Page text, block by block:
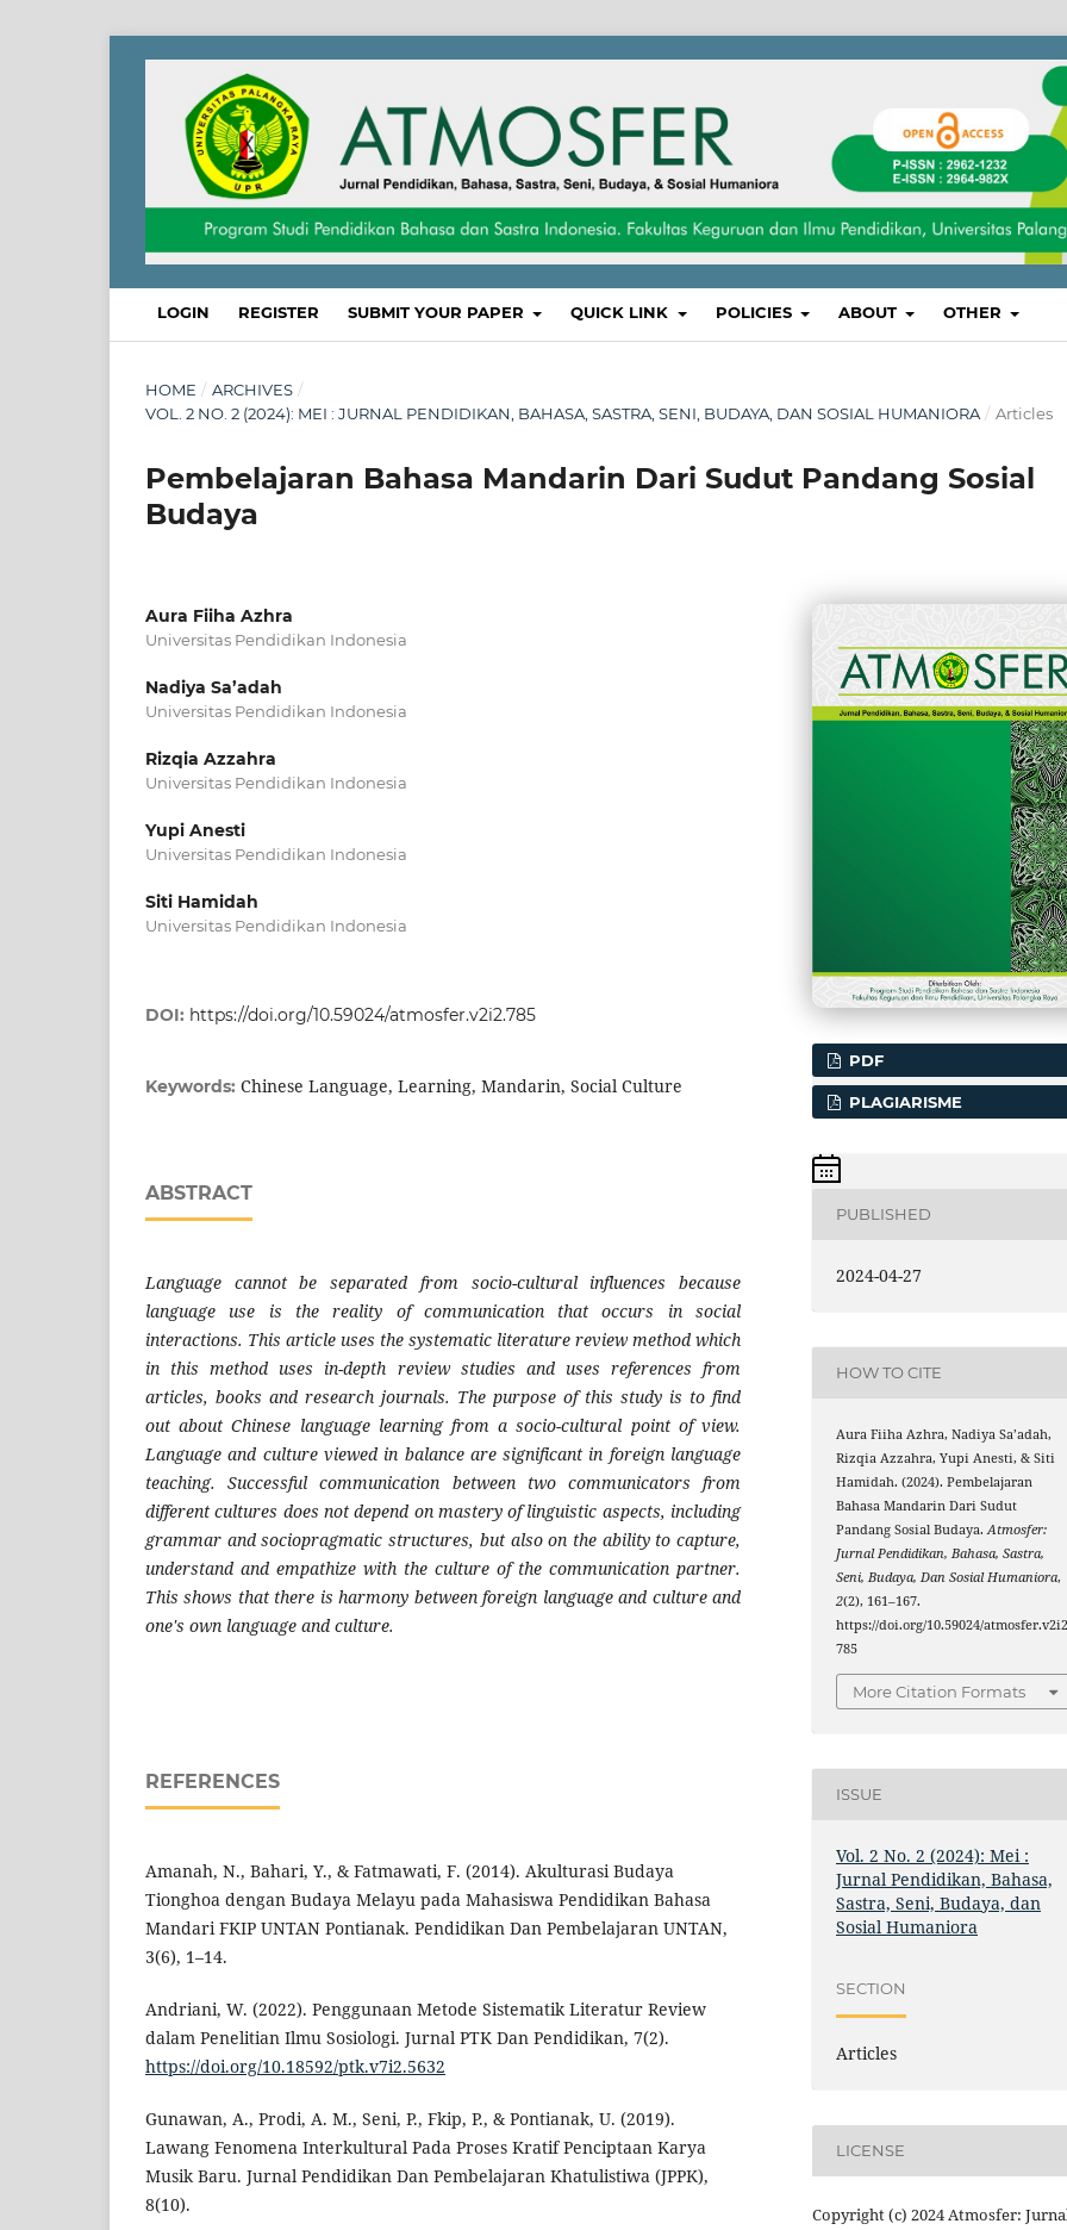
LOGIN REGISTER SUBMIT YOUR PAPER QUICK LINK POLICIES ABOUT OTHER
HOME / ARCHIVES /
VOL. 2 NO. 2 (2024): MEI : JURNAL PENDIDIKAN, BAHASA, SASTRA, SENI, BUDAYA, DAN SOSIAL HUMANIORA / Articles
Pembelajaran Bahasa Mandarin Dari Sudut Pandang Sosial
Budaya
Aura Fiiha Azhra
Universitas Pendidikan Indonesia
Nadiya Sa’adah
Universitas Pendidikan Indonesia
Rizqia Azzahra
Universitas Pendidikan Indonesia
Yupi Anesti
Universitas Pendidikan Indonesia
Siti Hamidah
Universitas Pendidikan Indonesia
DOI: https://doi.org/10.59024/atmosfer.v2i2.785
Keywords: Chinese Language, Learning, Mandarin, Social Culture
ABSTRACT
Language cannot be separated from socio-cultural influences because
language use is the reality of communication that occurs in social
interactions. This article uses the systematic literature review method which
in this method uses in-depth review studies and uses references from
articles, books and research journals. The purpose of this study is to find
out about Chinese language learning from a socio-cultural point of view.
Language and culture viewed in balance are significant in foreign language
teaching. Successful communication between two communicators from
different cultures does not depend on mastery of linguistic aspects, including
grammar and sociopragmatic structures, but also on the ability to capture,
understand and empathize with the culture of the communication partner.
This shows that there is harmony between foreign language and culture and
one's own language and culture.
REFERENCES
Amanah, N., Bahari, Y., & Fatmawati, F. (2014). Akulturasi Budaya
Tionghoa dengan Budaya Melayu pada Mahasiswa Pendidikan Bahasa
Mandari FKIP UNTAN Pontianak. Pendidikan Dan Pembelajaran UNTAN,
3(6), 1–14.
Andriani, W. (2022). Penggunaan Metode Sistematik Literatur Review
dalam Penelitian Ilmu Sosiologi. Jurnal PTK Dan Pendidikan, 7(2).
https://doi.org/10.18592/ptk.v7i2.5632
Gunawan, A., Prodi, A. M., Seni, P., Fkip, P., & Pontianak, U. (2019).
Lawang Fenomena Interkultural Pada Proses Kratif Penciptaan Karya
Musik Baru. Jurnal Pendidikan Dan Pembelajaran Khatulistiwa (JPPK),
8(10).
PDF
PLAGIARISME
PUBLISHED
2024-04-27
HOW TO CITE
Aura Fiiha Azhra, Nadiya Sa’adah,
Rizqia Azzahra, Yupi Anesti, & Siti
Hamidah. (2024). Pembelajaran
Bahasa Mandarin Dari Sudut
Pandang Sosial Budaya.Atmosfer:
Jurnal Pendidikan, Bahasa, Sastra,
Seni, Budaya, Dan Sosial Humaniora,
2(2), 161–167.
https://doi.org/10.59024/
785
More Citation Formats
ISSUE
Vol. 2 No. 2 (2024): Mei :
Jurnal Pendidikan, Bahasa,
Sastra, Seni, Budaya, dan
Sosial Humaniora
SECTION
Articles
LICENSE
Copyright (c) 2024 Atmosfer: